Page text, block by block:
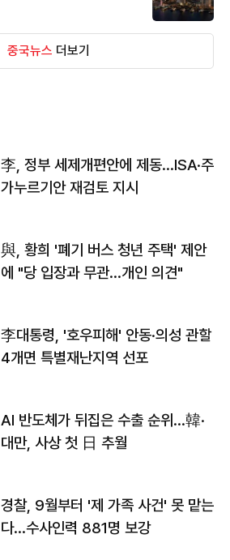
중국뉴스 더보기
李, 정부 세제개편안에 제동…ISA·주
가누르기안 재검토 지시
與, 황희 '폐기 버스 청년 주택' 제안
에 "당 입장과 무관…개인 의견"
李대통령, '호우피해' 안동·의성 관할
4개면 특별재난지역 선포
AI 반도체가 뒤집은 수출 순위…韓·
대만, 사상 첫 日 추월
경찰, 9월부터 '제 가족 사건' 못 맡는
다…수사인력 881명 보강